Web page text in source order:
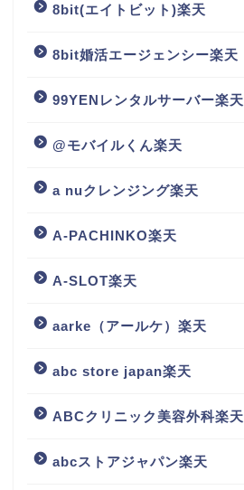
8bit(エイトビット)楽天
8bit婚活エージェンシー楽天
99YENレンタルサーバー楽天
@モバイルくん楽天
a nuクレンジング楽天
A-PACHINKO楽天
A-SLOT楽天
aarke（アールケ）楽天
abc store japan楽天
ABCクリニック美容外科楽天
abcストアジャパン楽天